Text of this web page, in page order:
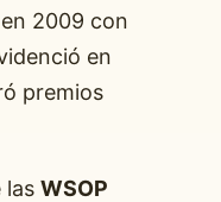
2009 con
en
premios
las WSOP